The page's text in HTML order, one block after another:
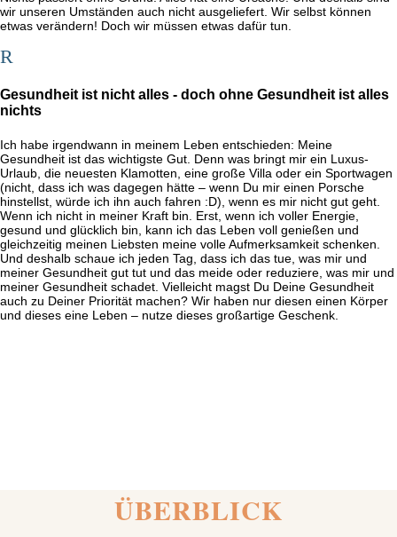
wir unseren Umständen auch nicht ausgeliefert. Wir selbst können
etwas verändern! Doch wir müssen etwas dafür tun.
R
Gesundheit ist nicht alles - doch ohne Gesundheit ist alles
nichts
Ich habe irgendwann in meinem Leben entschieden: Meine
Gesundheit ist das wichtigste Gut. Denn was bringt mir ein Luxus-
Urlaub, die neuesten Klamotten, eine große Villa oder ein Sportwagen
(nicht, dass ich was dagegen hätte – wenn Du mir einen Porsche
hinstellst, würde ich ihn auch fahren :D), wenn es mir nicht gut geht.
Wenn ich nicht in meiner Kraft bin. Erst, wenn ich voller Energie,
gesund und glücklich bin, kann ich das Leben voll genießen und
gleichzeitig meinen Liebsten meine volle Aufmerksamkeit schenken.
Und deshalb schaue ich jeden Tag, dass ich das tue, was mir und
meiner Gesundheit gut tut und das meide oder reduziere, was mir und
meiner Gesundheit schadet. Vielleicht magst Du Deine Gesundheit
auch zu Deiner Priorität machen? Wir haben nur diesen einen Körper
und dieses eine Leben – nutze dieses großartige Geschenk.
ÜBERBLICK